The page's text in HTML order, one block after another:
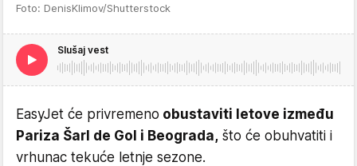
Foto: DenisKlimov/Shutterstock
Slušaj vest
EasyJet će privremeno obustaviti letove između
Pariza Šarl de Gol i Beograda, što će obuhvatiti i
vrhunac tekuće letnje sezone.